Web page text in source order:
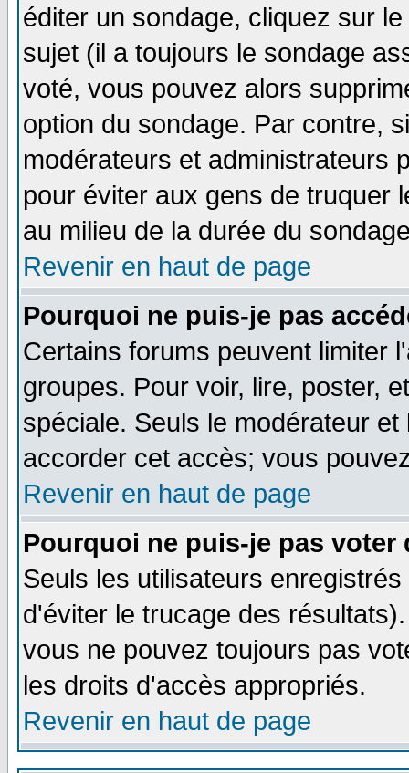
éditer un sondage, cliquez sur
sujet (il a toujours le sondage
voté, vous pouvez alors
option du sondage. Par contre,
modérateurs et administrateurs
pour éviter aux gens de truquer
au milieu de la durée du
Revenir en haut de page
Pourquoi ne puis-je pas
Certains forums peuvent limiter
groupes. Pour voir, lire, poster,
spéciale. Seuls le modérateur
accorder cet accès; vous
Revenir en haut de page
Pourquoi ne puis-je pas voter
Seuls les utilisateurs
d'éviter le trucage des
vous ne pouvez toujours pas
les droits d'accès appropriés.
Revenir en haut de page